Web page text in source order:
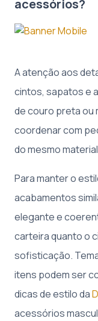
acessórios?
A atenção aos
cintos, sapatos e
de couro preta ou
coordenar com
do mesmo
Para manter o
acabamentos
elegante e
carteira quanto o
sofisticação.
itens podem ser
dicas de estilo da
acessórios